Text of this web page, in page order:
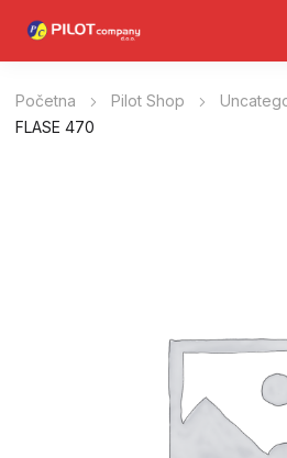
Početna Pilot Shop
FLASE 470